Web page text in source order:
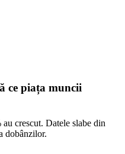
ce piața muncii
au crescut. Datele slabe din
dobânzilor.